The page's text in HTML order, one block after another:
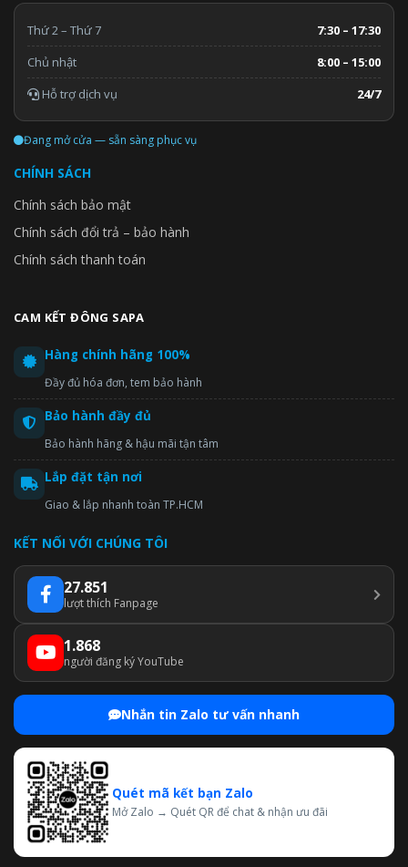
Thứ 2 – Thứ 7
7:30 – 17:30
Chủ nhật
8:00 – 15:00
Hỗ trợ dịch vụ
24/7
Đang mở cửa — sẵn sàng phục vụ
CHÍNH SÁCH
Chính sách bảo mật
Chính sách đổi trả – bảo hành
Chính sách thanh toán
CAM KẾT ĐÔNG SAPA
Hàng chính hãng 100%
Đầy đủ hóa đơn, tem bảo hành
Bảo hành đầy đủ
Bảo hành hãng & hậu mãi tận tâm
Lắp đặt tận nơi
Giao & lắp nhanh toàn TP.HCM
KẾT NỐI VỚI CHÚNG TÔI
27.851
lượt thích Fanpage
1.868
người đăng ký YouTube
Nhắn tin Zalo tư vấn nhanh
Quét mã kết bạn Zalo
Mở Zalo → Quét QR để chat & nhận ưu đãi